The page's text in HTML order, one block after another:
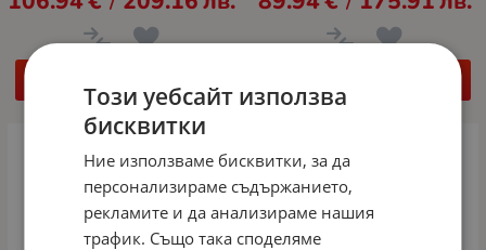
clamp/grommet) 400x400)
Този уебсайт използва
бисквитки
Ние използваме бисквитки, за да
персонализираме съдържанието,
рекламите и да анализираме нашия
трафик. Също така споделяме